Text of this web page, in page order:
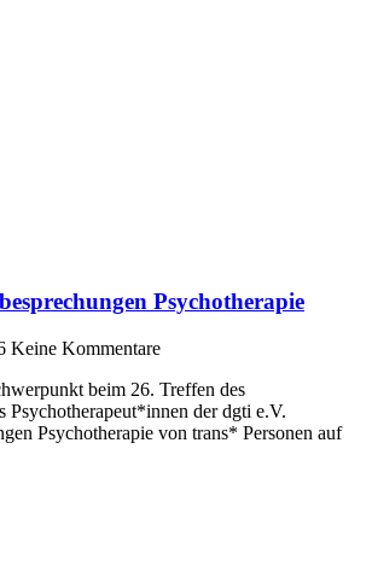
Psychotherapie
Keine Kommentare
beim 26. Treffen des
Psychotherapeut*innen der dgti e.V.
Psychotherapie von trans* Personen auf